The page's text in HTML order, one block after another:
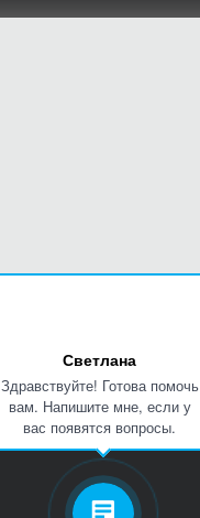
Светлана
Здравствуйте! Готова помочь
вам. Напишите мне, если у
вас появятся вопросы.